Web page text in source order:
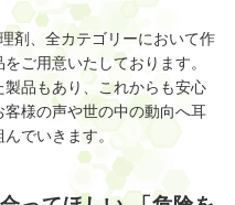
剤、全カテゴリーにおいて作
ご用意いたしております。
品もあり、これからも安心
様の声や世の中の動向へ耳
でいきます。